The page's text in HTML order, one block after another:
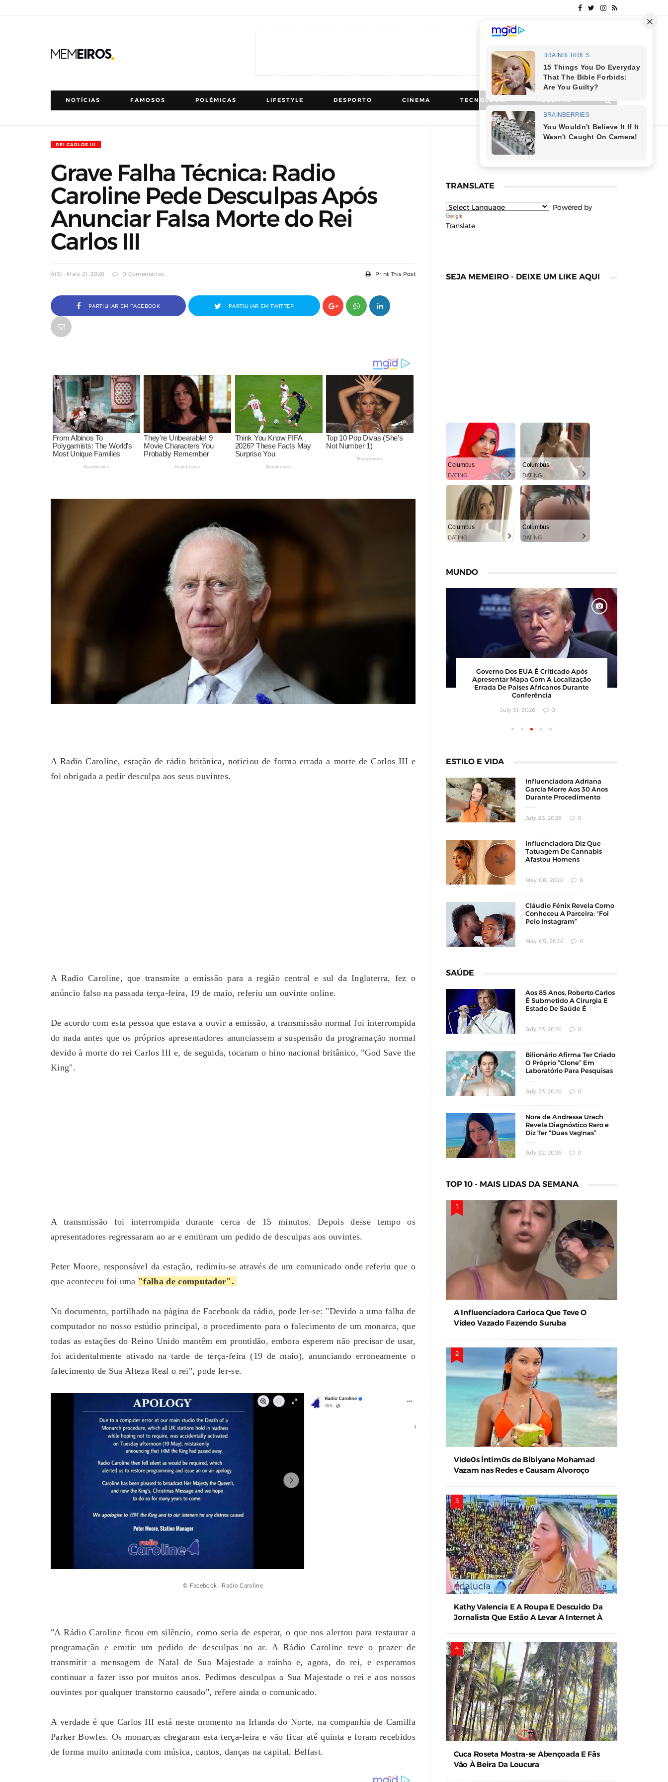
NOTÍCIAS FAMOSOS POLÉMICAS LIFESTYLE DESPORTO CINEMA TECNOLOGIA RECEITAS
REI CARLOS III
Grave Falha Técnica: Radio
Caroline Pede Desculpas Após
Anunciar Falsa Morte do Rei
Carlos III
À(s) : Maio 21, 2026 0 Comentários Print This Post
PARTILHAR EM FACEBOOK PARTILHAR EM TWITTER
A Radio Caroline, estação de rádio britânica, noticiou de forma errada a morte de Carlos III e
foi obrigada a pedir desculpa aos seus ouvintes.
A Radio Caroline, que transmite a emissão para a região central e sul da Inglaterra, fez o
anúncio falso na passada terça-feira, 19 de maio, referiu um ouvinte online.
De acordo com esta pessoa que estava a ouvir a emissão, a transmissão normal foi interrompida
do nada antes que os próprios apresentadores anunciassem a suspensão da programação normal
devido à morte do rei Carlos III e, de seguida, tocaram o hino nacional britânico, "God Save the
King".
A transmissão foi interrompida durante cerca de 15 minutos. Depois desse tempo os
apresentadores regressaram ao ar e emitiram um pedido de desculpas aos ouvintes.
Peter Moore, responsável da estação, redimiu-se através de um comunicado onde referiu que o
que aconteceu foi uma "falha de computador".
No documento, partilhado na página de Facebook da rádio, pode ler-se: "Devido a uma falha de
computador no nosso estúdio principal, o procedimento para o falecimento de um monarca, que
todas as estações do Reino Unido mantêm em prontidão, embora esperem não precisar de usar,
foi acidentalmente ativado na tarde de terça-feira (19 de maio), anunciando erroneamente o
falecimento de Sua Alteza Real o rei", pode ler-se.
© Facebook - Radio Caroline
"A Rádio Caroline ficou em silêncio, como seria de esperar, o que nos alertou para restaurar a
programação e emitir um pedido de desculpas no ar. A Rádio Caroline teve o prazer de
transmitir a mensagem de Natal de Sua Majestade a rainha e, agora, do rei, e esperamos
continuar a fazer isso por muitos anos. Pedimos desculpas a Sua Majestade o rei e aos nossos
ouvintes por qualquer transtorno causado", refere ainda o comunicado.
A verdade é que Carlos III está neste momento na Irlanda do Norte, na companhia de Camilla
Parker Bowles. Os monarcas chegaram esta terça-feira e vão ficar até quinta e foram recebidos
de forma muito animada com música, cantos, danças na capital, Belfast.
TRANSLATE
Powered by
Translate
SEJA MEMEIRO - DEIXE UM LIKE AQUI
Columbus
DATING
Columbus
DATING
Columbus
DATING
Columbus
DATING
MUNDO
Governo Dos EUA É Criticado Após
Apresentar Mapa Com A Localização
Errada De Países Africanos Durante
Conferência
July 31, 2026 0
July 30, 2026 0
Karyna Shuliak Pode Herdar Até US$ 100
Milhões Da Fortuna De Jeffrey Epstein,
Apontam Documentos Dos EUA
July 29, 2026 0
Coreia Do Sul Faz 16
ESTILO E VIDA
Influenciadora Adriana
Garcia Morre Aos 30 Anos
Durante Procedimento
July 23, 2026 0
Influenciadora Diz Que
Tatuagem De Cannabis
Afastou Homens
May 08, 2026 0
Cláudio Fénix Revela Como
Conheceu A Parceira: “Foi
Pelo Instagram”
May 05, 2026 0
SAÚDE
Aos 85 Anos, Roberto Carlos
É Submetido A Cirurgia E
Estado De Saúde É
July 23, 2026 0
Bilionário Afirma Ter Criado
O Próprio “Clone” Em
Laboratório Para Pesquisas
July 23, 2026 0
Nora de Andressa Urach
Revela Diagnóstico Raro e
Diz Ter “Duas Vag!nas”
July 22, 2026 0
TOP 10 - MAIS LIDAS DA SEMANA
A Influenciadora Carioca Que Teve O
Vídeo Vazado Fazendo Suruba
Víde0s Íntim0s de Bibiyane Mohamad
Vazam nas Redes e Causam Alvoroço
Kathy Valencia E A Roupa E Descuido Da
Jornalista Que Estão A Levar A Internet À
Cuca Roseta Mostra-se Abençoada E Fãs
Vão À Beira Da Loucura